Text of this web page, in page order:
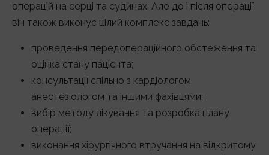
операцій на серці та судинах. Але до і після операції
він також виконує цілий комплекс завдань:
проведення передопераційного обстеження та
оцінка стану пацієнта;
консультації спільно з кардіологом,
анестезіологом та іншими фахівцями;
вибір методу лікування та розробка плану
операції;
виконання хірургічного втручання на відкритому